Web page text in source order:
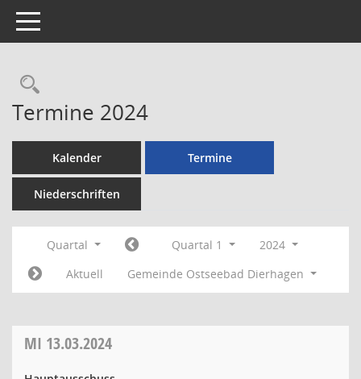
Toggle navigation
Rechercheauswahl
Termine 2024
Kalender Termine
Niederschriften
Quartal Quartal 1
2024
Aktuell
Gemeinde Ostseebad Dierhagen
MI 13.03.2024